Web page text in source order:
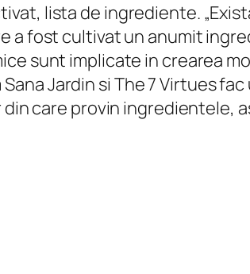
lista de ingrediente.
a fost cultivat un anumit
sunt implicate in crearea
Jardin si The 7 Virtues
care provin ingredientele,